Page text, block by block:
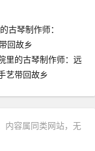
里的古琴制作师：远
艺带回故乡
内容属同类网站，无